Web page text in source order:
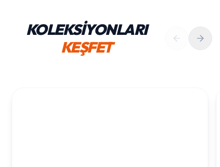
KOLEKSİYONLARI
KEŞFET